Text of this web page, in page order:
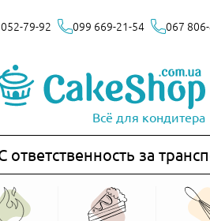
Всё для кондитера
79-92 099 669-21-54 067
за